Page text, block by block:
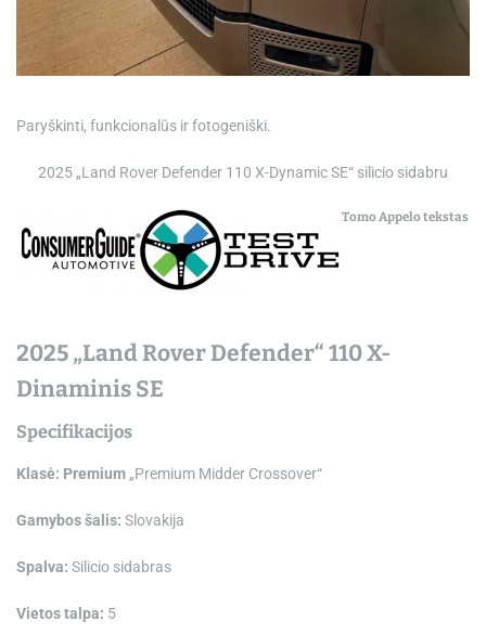
Paryškinti, funkcionalūs ir fotogeniški.
2025 „Land Rover Defender 110 X-Dynamic SE“ silicio sidabru
Tomo Appelo tekstas
2025 „Land Rover Defender“ 110 X-
Dinaminis SE
Specifikacijos
Klasė: Premium „Premium Midder Crossover“
Gamybos šalis: Slovakija
Spalva: Silicio sidabras
Vietos talpa: 5